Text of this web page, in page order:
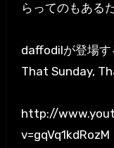
らってのもある
daffodilが登場す
That Sunday,
http://
v=gqVq1kdRozM